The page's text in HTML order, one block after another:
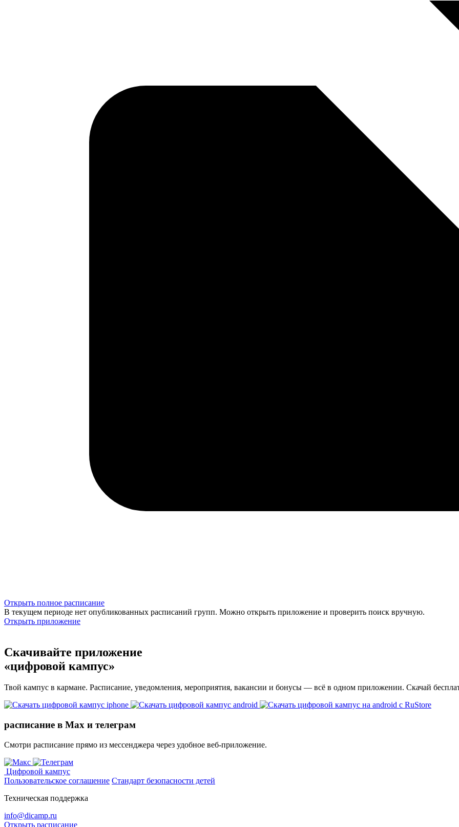
Открыть полное расписание
В текущем периоде нет опубликованных расписаний групп. Можно открыть приложение и проверить поиск вручную.
Открыть приложение
Скачивайте приложение
«цифровой кампус»
Твой кампус в кармане. Расписание, уведомления, мероприятия, вакансии и бонусы — всё в одном приложении. Скачай
расписание в Max и телеграм
Смотри расписание прямо из мессенджера через удобное веб‑приложение.
Цифровой кампус
Пользовательское соглашение Стандарт безопасности детей
Техническая поддержка
info@dicamp.ru
Открыть расписание